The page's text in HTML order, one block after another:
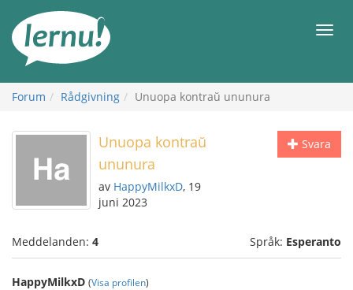
sidans
innehåll
Meny
Forum Rådgivning Unuopa kontraŭ ununura
Svara
Unuopa kontraŭ
ununura
av HappyMilkxD, 19
juni 2023
Meddelanden: 4 Språk: Esperanto
HappyMilkxD (Visa profilen)